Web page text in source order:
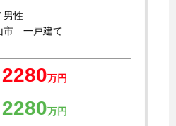
男性
市 一戸建て
2280万円
2280万円